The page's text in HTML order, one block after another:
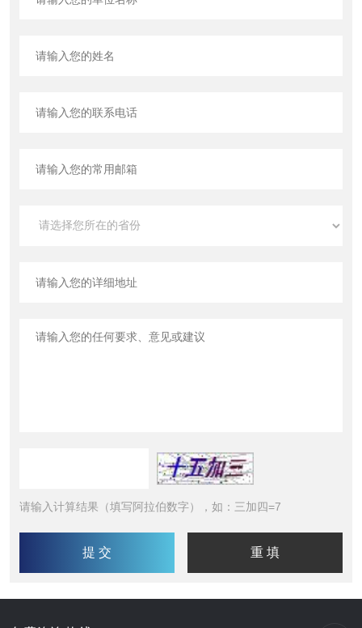
请输入计算结果（填写阿拉伯数字），如：三加四=7